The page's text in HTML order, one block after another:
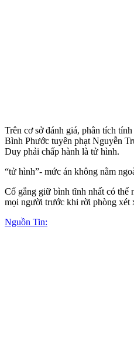
Trên cơ sở đánh giá, phân tích
Bình Phước tuyên phạt Nguyễn
Duy phải chấp hành là t‌ử hìn‌h.
“t‌ử hìn‌h”- mức án không nằm
Cố gắng giữ bình tĩnh nhất có thể
mọi người trước khi rời phòng xét
Nguồn Tin: